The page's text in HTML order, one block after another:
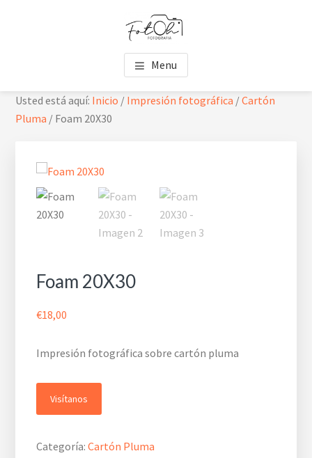
Menu
Usted está aquí: Inicio / Impresión fotográfica /Cartón
Pluma / Foam 20X30
Foam 20X30
€18,00
Impresión fotográfica sobre cartón pluma
Visítanos
Categoría:Cartón Pluma